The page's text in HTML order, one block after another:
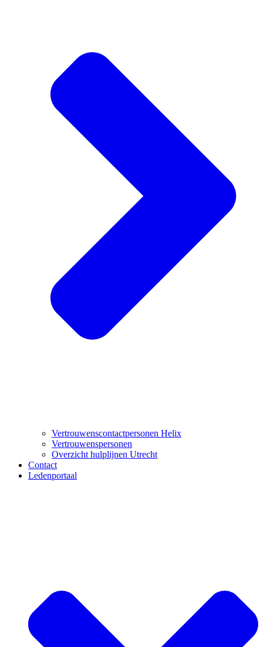
Vertrouwenscontactpersonen Helix
Vertrouwenspersonen
Overzicht hulplijnen Utrecht
Contact
Ledenportaal